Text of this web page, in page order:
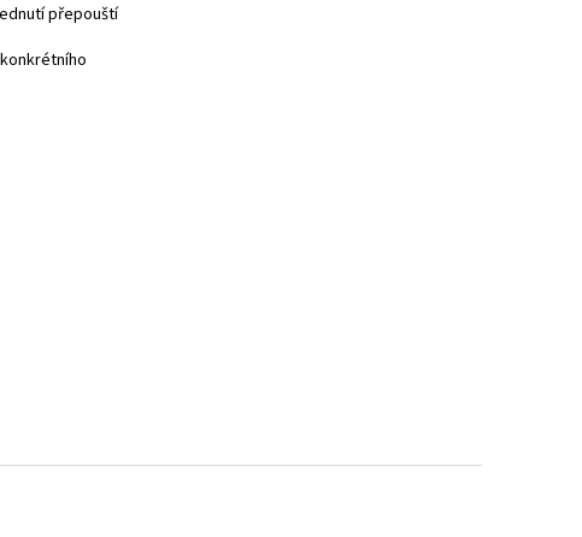
přepouští